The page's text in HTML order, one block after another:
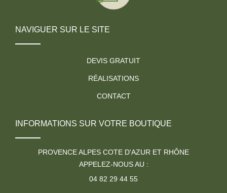
NAVIGUER SUR LE SITE
DEVIS GRATUIT
RÉALISATIONS
CONTACT
INFORMATIONS SUR VOTRE BOUTIQUE
PROVENCE ALPES COTE D'AZUR ET RHÔNE
APPELEZ-NOUS AU :
04 82 29 44 55